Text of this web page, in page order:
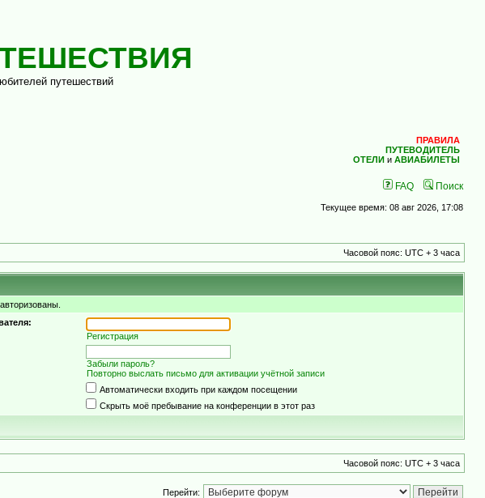
путешествий
ПРАВИЛА
ПУТЕВОДИТЕЛЬ
ОТЕЛИ и АВИАБИЛЕТЫ
FAQ Поиск
Текущее время: 08 авг 2026, 17:08
Часовой пояс: UTC + 3 часа
Регистрация
Забыли пароль?
Повторно выслать письмо для активации учётной записи
Автоматически входить при каждом посещении
Скрыть моё пребывание на конференции в этот раз
Часовой пояс: UTC + 3 часа
Перейти: